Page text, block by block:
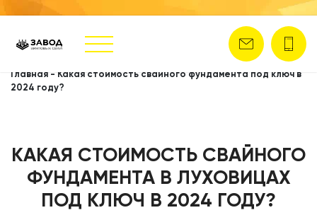
Главная - Какая стоимость свайного фундамента под ключ в
2024 году?
КАКАЯ СТОИМОСТЬ СВАЙНОГО
ФУНДАМЕНТА В ЛУХОВИЦАХ
ПОД КЛЮЧ В 2024 ГОДУ?